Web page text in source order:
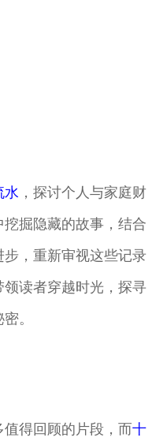
水 ，探讨个人与家庭财
掘隐藏的故事，结合
，重新审视这些记录
读者穿越时光，探寻
。
得回顾的片段，而十